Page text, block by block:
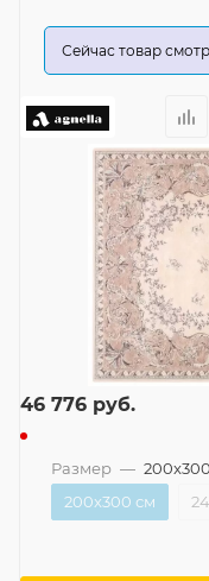
Сейчас товар
46 776 руб.
Размер —
200x300 см